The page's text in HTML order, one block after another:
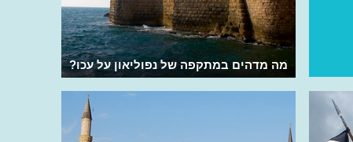
מה מדהים במתקפה של נפוליאון על עכו?